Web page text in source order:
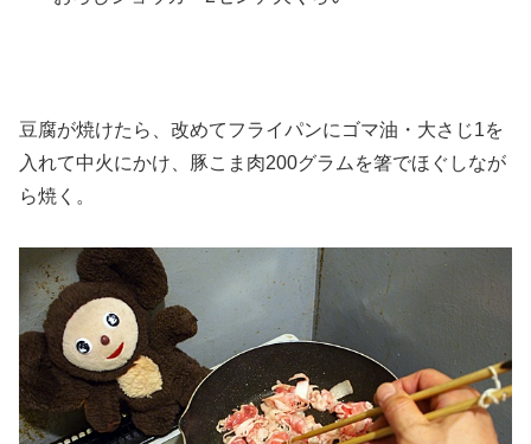
豆腐が焼けたら、改めてフライパンにゴマ油・大さじ1を
入れて中火にかけ、豚こま肉200グラムを箸でほぐしなが
ら焼く。